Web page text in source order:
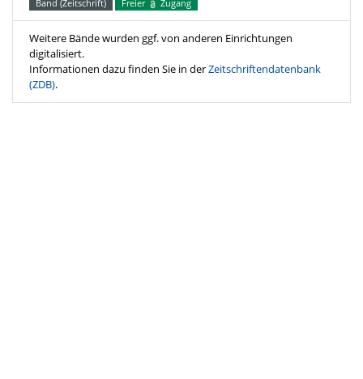
Band (Zeitschrift) Freier Zugang
Weitere Bände wurden ggf. von anderen Einrichtungen
digitalisiert.
Informationen dazu finden Sie in derZeitschriftendatenbank
(ZDB).